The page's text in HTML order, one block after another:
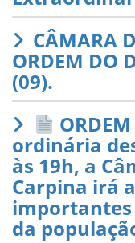
CÂMARA
ORDEM DO
(09).
ordinária
às 19h, a
Carpina irá
da